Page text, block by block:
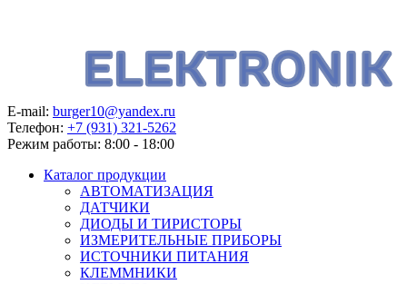
E-mail: burger10@yandex.ru
Телефон: +7 (931) 321-5262
Режим работы: 8:00 - 18:00
Каталог продукции
АВТОМАТИЗАЦИЯ
ДАТЧИКИ
ДИОДЫ И ТИРИСТОРЫ
ИЗМЕРИТЕЛЬНЫЕ ПРИБОРЫ
ИСТОЧНИКИ ПИТАНИЯ
КЛЕММНИКИ